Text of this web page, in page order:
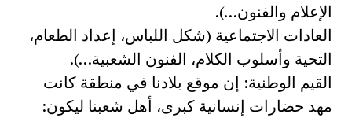
الإعلام والفنون…).
العادات الاجتماعية (شكل اللباس، إعداد الطعام،
التحية وأسلوب الكلام، الفنون الشعبية…).
القيم الوطنية: إن موقع بلادنا في منطقة كانت
مهد حضارات إنسانية كبرى، أهل شعبنا ليكون: